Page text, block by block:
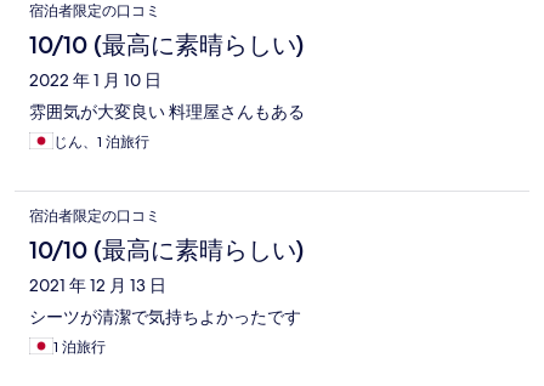
宿泊者限定の口コミ
10/10 (最高に素晴らしい)
2022 年 1 月 10 日
雰囲気が大変良い 料理屋さんもある
じん、1 泊旅行
宿泊者限定の口コミ
10/10 (最高に素晴らしい)
2021 年 12 月 13 日
シーツが清潔で気持ちよかったです
1 泊旅行